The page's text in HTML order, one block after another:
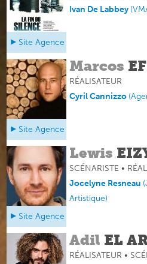
Ivan De Labbey (
Site Agence
Marcos
RÉALISATEUR
Cyril Cannizzo (
Site Agence
Lewis
SCÉNARISTE •
Jocelyne Resneau (
Artistique)
Site Agence
Adil EL
RÉALISATEUR •